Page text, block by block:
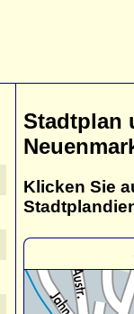
Stadtplan
Klicken Sie